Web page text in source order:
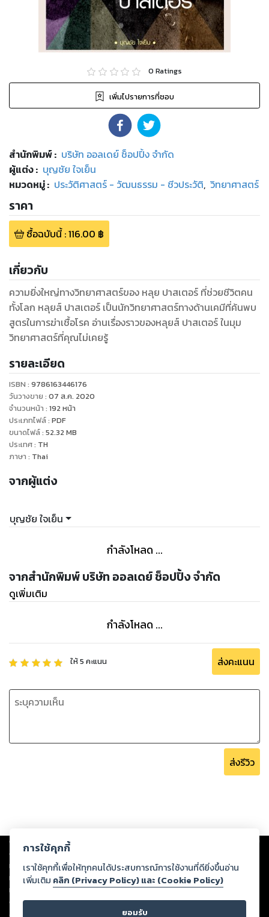
0 Ratings
เพิ่มไปรายการที่ชอบ
สำนักพิมพ์: บริษัท ออลเดย์ ช็อปปิ้ง จำกัด
ผู้แต่ง : บุญชัย ใจเย็น
หมวดหมู่: ประวัติศาสตร์ - วัฒนธรรม - ชีวประวัติ, วิทยาศาสตร์
ราคา
ซื้อฉบับนี้:116.00 ฿
เกี่ยวกับ
ความยิ่งใหญ่ทางวิทยาศาสตร์ของ หลุย ปาสเตอร์ ที่ช่วยชีวิตคน
ทั้งโลก หลุยส์ ปาสเตอร์ เป็นนักวิทยาศาสตร์ทางด้านเคมีที่ค้นพบ
สูตรในการฆ่าเชื้อโรค อ่านเรื่องราวของหลุยส์ ปาสเตอร์ ในมุม
วิทยาศาสตร์ที่คุณไม่เคยรู้
รายละเอียด
ISBN : 9786163446176
วันวางขาย : 07 ส.ค. 2020
จำนวนหน้า : 192 หน้า
ประเภทไฟล์: PDF
ขนาดไฟล์: 52.32 MB
ประเทศ: TH
ภาษา : Thai
จากผู้แต่ง
บุญชัย ใจเย็น
กำลังโหลด ...
จากสำนักพิมพ์ บริษัท ออลเดย์ ช็อปปิ้ง จำกัด
ดูเพิ่มเติม
กำลังโหลด ...
ให้5 คะแนน ส่งคะแนน
ส่งรีวิว
Copyright © 2026
ต่อผลงานหรือเนื้อหาใดที่อัปโหลดผ่านเว็บไซต์และปรากฏว่าละเมิดสิทธิใน
ทรัพย์สินทางปัญญาของบุคคลอื่นหรือขัดต่อกฎหมายและศีลธรรม ดังนั้น ผู้อ่าน
ทุกท่านโปรดใช้วิจารณญาณในการกลั่นกรองด้วยตนเอง และหากท่านพบว่าส่วน
หนึ่งส่วนใดขัดต่อกฎหมายและศีลธรรม กรุณาแจ้งมายังบริษัท เพื่อทีมงานจะได้
ดำเนินการในทันที ทั้งนี้ ทางสตอรี่ล็อกขอสงวนลิขสิทธิ์ตามพระราชบัญญัติ
ลิขสิทธิ์ พ.ศ. 2537 (ฉบับล่าสุด)
การใช้คุกกี้
เราใช้คุกกี้เพื่อให้ทุกคนได้ประสบการณ์การใช้งานที่ดียิ่งขึ้นอ่าน
เพิ่มเติม คลิก (Privacy Policy) และ (Cookie Policy)
ยอมรับ